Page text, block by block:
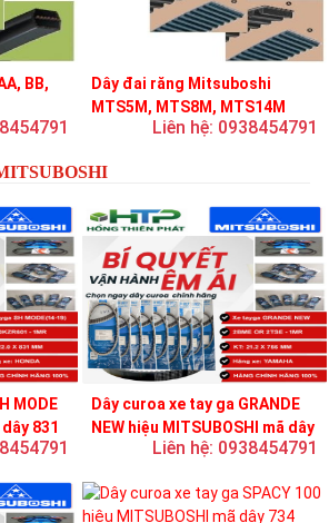
BB,
Dây đai răng Mitsuboshi
MTS5M, MTS8M, MTS14M
Liên hệ: 0938454791
MODE
831
Dây curoa xe tay ga GRANDE
NEW hiệu MITSUBOSHI mã dây
Liên hệ: 0938454791